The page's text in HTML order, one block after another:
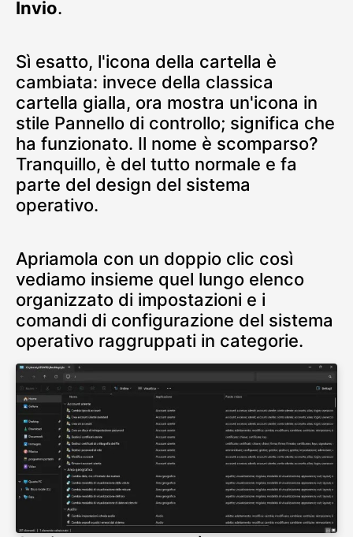
Invio.
Sì esatto, l'icona della cartella è
cambiata: invece della classica
cartella gialla, ora mostra un'icona in
stile Pannello di controllo; significa che
ha funzionato. Il nome è scomparso?
Tranquillo, è del tutto normale e fa
parte del design del sistema
operativo.
Apriamola con un doppio clic così
vediamo insieme quel lungo elenco
organizzato di impostazioni e i
comandi di configurazione del sistema
operativo raggruppati in categorie.